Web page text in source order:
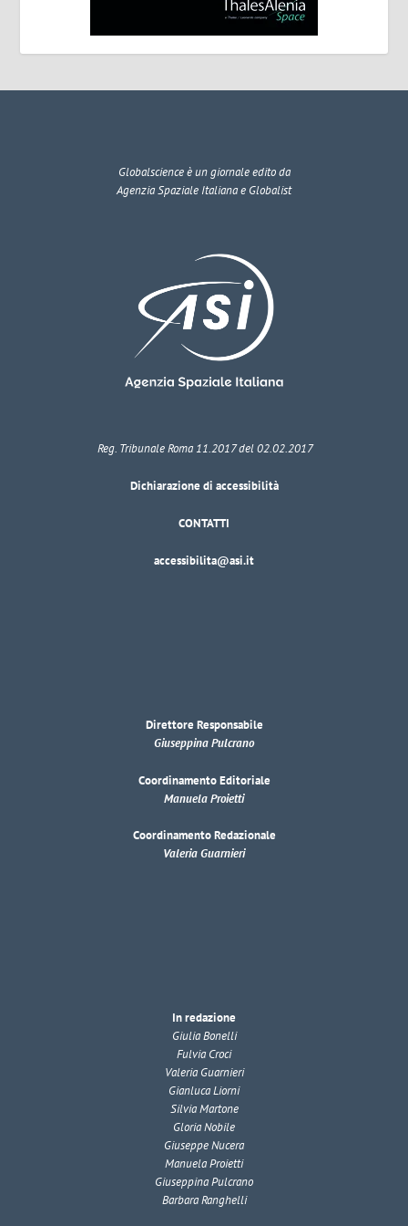
Globalscienceè un giornale edito da
Agenzia Spaziale Italiana e Globalist
Reg. Tribunale Roma 11.2017 del 02.02.2017
Dichiarazione di accessibilità
CONTATTI
accessibilita@asi.it
Direttore Responsabile
Giuseppina Pulcrano
Coordinamento Editoriale
Manuela Proietti
Coordinamento Redazionale
Valeria Guarnieri
In redazione
Giulia Bonelli
Fulvia Croci
Valeria Guarnieri
Gianluca Liorni
Silvia Martone
Gloria Nobile
Giuseppe Nucera
Manuela Proietti
Giuseppina Pulcrano
Barbara Ranghelli